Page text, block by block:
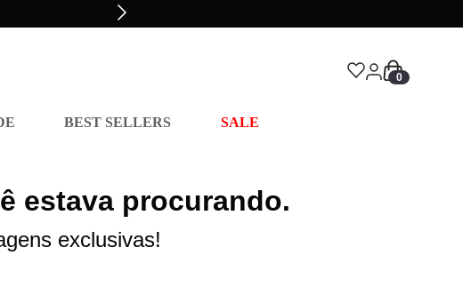
0
BEST SELLERS SALE
estava procurando.
exclusivas!